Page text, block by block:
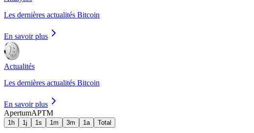
Les dernières actualités Bitcoin
En savoir plus
Actualités
Les dernières actualités Bitcoin
En savoir plus
ApertumAPTM
1h 1j 1s 1m 3m 1a Total